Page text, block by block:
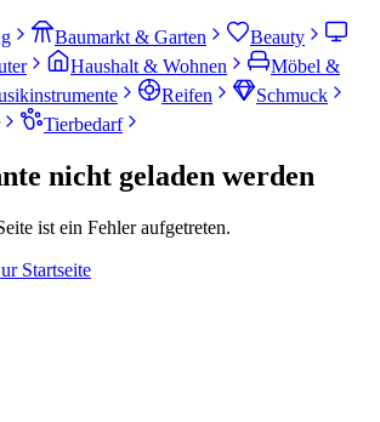
Baumarkt & Garten
Beauty
Haushalt & Wohnen
Möbel &
Reifen
Schmuck
Tierbedarf
nicht geladen werden
ist ein Fehler aufgetreten.
Startseite